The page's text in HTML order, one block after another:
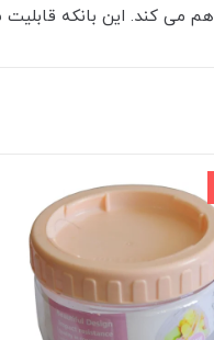
کند. این بانکه قابلیت